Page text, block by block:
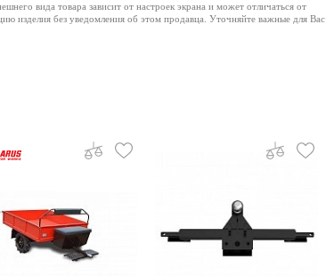
вида товара зависит от настроек экрана и может отличаться от
изделия без уведомления об этом продавца. Уточняйте важные для Вас